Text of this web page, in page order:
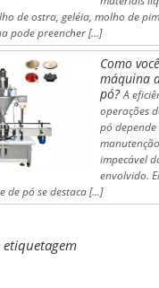
de ostra, geléia, molho de
pode preencher […]
Como
máquina
pó? A
operações
pó
impecável
envolvido.
de pó se destaca [...]